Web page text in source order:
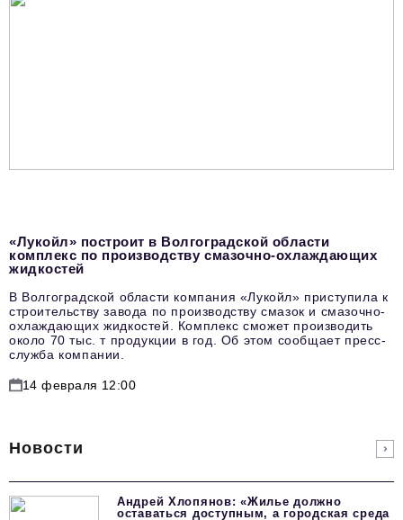
«Лукойл» построит в Волгоградской области
комплекс по производству смазочно-охлаждающих
жидкостей
В Волгоградской области компания «Лукойл» приступила к
строительству завода по производству смазок и смазочно-
охлаждающих жидкостей. Комплекс сможет производить
около 70 тыс. т продукции в год. Об этом сообщает пресс-
служба компании.
14 февраля 12:00
Новости
Андрей Хлопянов: «Жилье должно
оставаться доступным, а городская среда